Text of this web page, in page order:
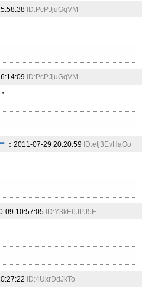
ID:PcPJjuGqVM
ID:PcPJjuGqVM
：2011-07-29 20:20:59 ID:etj3EvHaOo
09 10:57:05 ID:Y3kE6JPJ5E
ID:4UxrDdJkTo